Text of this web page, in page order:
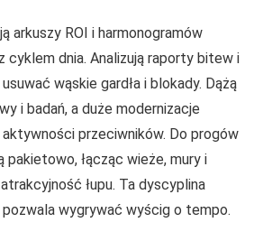
arkuszy ROI i harmonogramów
cyklem dnia. Analizują raporty bitew i
wąskie gardła i blokady. Dążą
i badań, a duże modernizacje
aktywności przeciwników. Do progów
pakietowo, łącząc wieże, mury i
łupu. Ta dyscyplina
wygrywać wyścig o tempo.